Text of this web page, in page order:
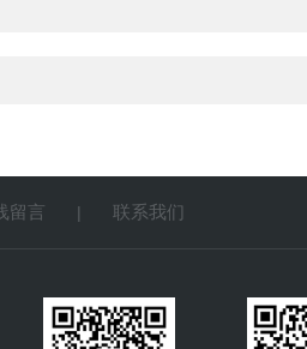
留言 | 联系我们